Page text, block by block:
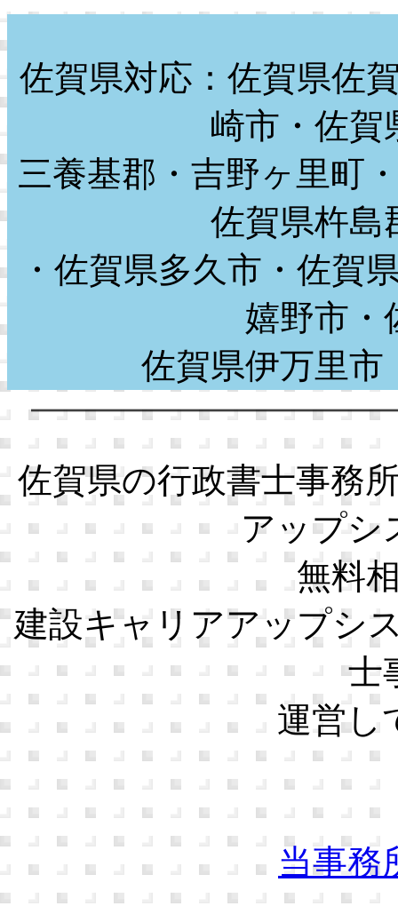
佐賀県対応：佐賀県佐
崎市・佐賀
三養基郡・吉野ヶ里町
佐賀県杵島
・佐賀県多久市・佐賀
嬉野市・
佐賀県伊万里
佐賀県の行政書士事務
アップシ
無料
建設キャリアアップシ
士
運営し
当事務